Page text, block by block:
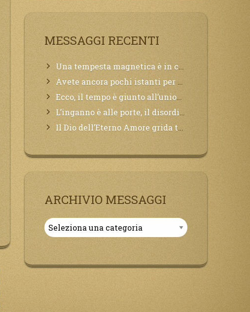
MESSAGGI RECENTI
Una tempesta magnetica è in corso, questa generazione patirà. Il black out non tarderà ad arrivare e tutta la Terra sarà oscurata.
Avete ancora pochi istanti per convertirvi, non perdete tempo, la sciagura arriverà all’improvviso e per chi non si sarà preparato saranno dolori.
Ecco, il tempo è giunto all’unione del Padre con il figlio, non avete che da attendere pochissimo.
L’inganno è alle porte, il disordine degli ordinati urlerà perdono, ma sarà troppo tardi, il tradimento è stato grande!
Il Dio dell’Eterno Amore grida tutto il Suo bene per i Suoi,richiama a Sé i lontani, affinché si pentano e tornino a Lui:
ARCHIVIO MESSAGGI
Archivio
Messaggi